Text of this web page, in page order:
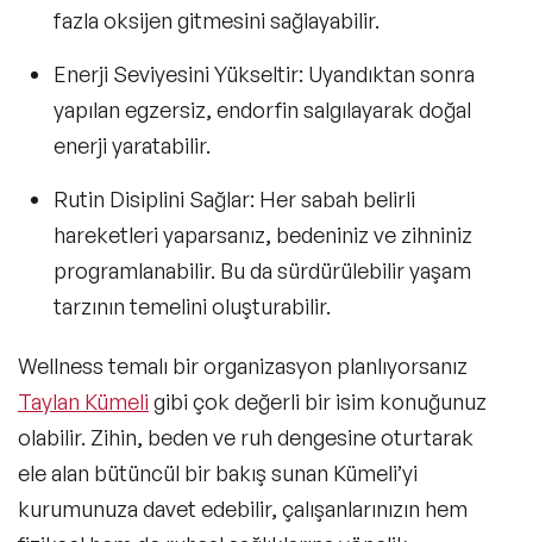
fazla oksijen gitmesini sağlayabilir.
Enerji Seviyesini Yükseltir: Uyandıktan sonra
yapılan egzersiz, endorfin salgılayarak doğal
enerji yaratabilir.
Rutin Disiplini Sağlar: Her sabah belirli
hareketleri yaparsanız, bedeniniz ve zihniniz
programlanabilir. Bu da sürdürülebilir yaşam
tarzının temelini oluşturabilir.
Wellness temalı bir organizasyon planlıyorsanız
Taylan Kümeli gibi çok değerli bir isim konuğunuz
olabilir. Zihin, beden ve ruh dengesine oturtarak
ele alan bütüncül bir bakış sunan Kümeli’yi
kurumunuza davet edebilir, çalışanlarınızın hem